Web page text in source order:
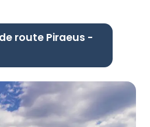
route Piraeus -